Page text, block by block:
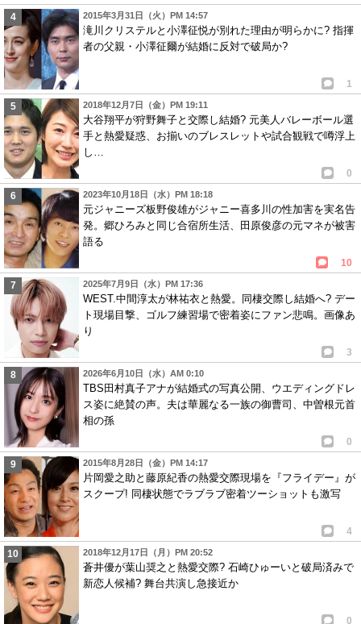
2015年3月31日（火）PM 14:57
滝川クリステルと小澤征悦が別れた理由が明らかに? 指揮
者の父親・小澤征爾が結婚に反対で破局か?
1
2018年12月7日（金）PM 19:11
大谷翔平が狩野舞子と交際し結婚? 元美人バレーボール選
手と熱愛疑惑、お揃いのブレスレットや試合観戦で噂浮上
し…
0
2023年10月18日（水）PM 18:18
元ジャニーズ板野俊雄がジャニー喜多川の性加害を実名告
発。郷ひろみと同じ合宿所生活、田原俊彦の元マネが被害
語る
10
2025年7月9日（水）PM 17:36
WEST.中間淳太が林祐衣と熱愛。同棲交際し結婚へ? デー
ト現場目撃、ゴルフ練習場で密着姿にファン悲鳴。画像あ
り
3
2026年6月10日（水）AM 0:10
TBS田村真子アナが結婚式の写真公開、ウエディングドレ
ス姿に絶賛の声。夫は華麗なる一族の御曹司、中曽根元首
相の孫
0
2015年8月28日（金）PM 14:17
片岡愛之助と藤原紀香の熱愛交際現場を『フライデー』が
スクープ! 同棲状態でラブラブ密着ツーショットも激写
4
2018年12月17日（月）PM 20:52
蒼井優が葉山奨之と熱愛交際? 石崎ひゅーいと破局済みで
新恋人候補? 舞台共演し急接近か
0